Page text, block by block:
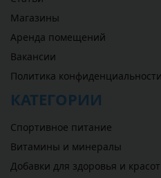
Магазины
Аренда помещений
Вакансии
Политика конфиденциальности
КАТЕГОРИИ
Спортивное питание
Витамины и минералы
Добавки для здоровья и